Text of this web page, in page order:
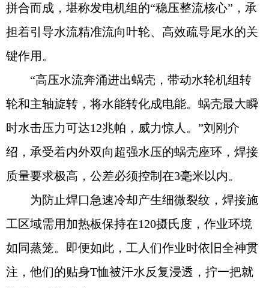
拼合而成，堪称发电机组的“稳压整流核心”，承
担着引导水流精准流向叶轮、高效疏导尾水的关
键作用。
“高压水流奔涌进出蜗壳，带动水轮机组转
轮和主轴旋转，将水能转化成电能。蜗壳最大瞬
时水击压力可达12兆帕，威力惊人。”刘刚介
绍，承受着内外双向超强水压的蜗壳座环，焊接
质量要求极高，公差必须控制在3毫米以内。
为防止焊口急速冷却产生细微裂纹，焊接施
工区域需用加热板保持在120摄氏度，作业环境
如同蒸笼。即便如此，工人们作业时依旧全神贯
注，他们的贴身T恤被汗水反复浸透，拧一把就